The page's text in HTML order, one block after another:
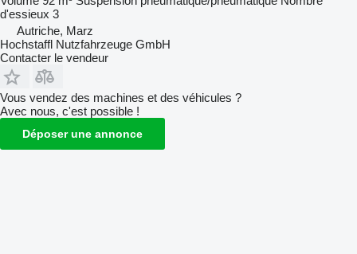
d'essieux 3
Autriche, Marz
Hochstaffl Nutzfahrzeuge GmbH
Contacter le vendeur
Vous vendez des machines et des véhicules ?
Avec nous, c'est possible !
Déposer une annonce